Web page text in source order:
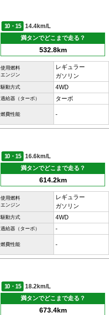
10・15
14.4km/L
満タンでどこまで走る？
532.8km
使用燃料
エンジン
レギュラー
ガソリン
駆動方式 4WD
過給器（ターボ） ターボ
燃費性能 -
10・15
16.6km/L
満タンでどこまで走る？
614.2km
使用燃料
エンジン
レギュラー
ガソリン
駆動方式 4WD
過給器（ターボ） -
燃費性能 -
10・15
18.2km/L
満タンでどこまで走る？
673.4km